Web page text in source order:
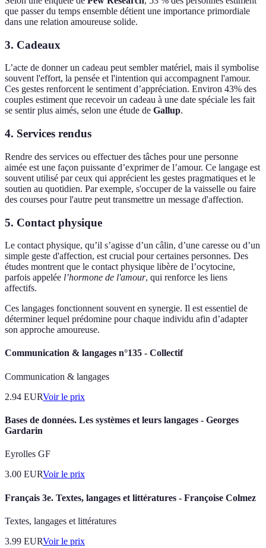
que passer du temps ensemble détient une importance primordiale
dans une relation amoureuse solide.
3. Cadeaux
L’acte de donner un cadeau peut sembler matériel, mais il symbolise
souvent l'effort, la pensée et l'intention qui accompagnent l'amour.
Ces gestes renforcent le sentiment d’appréciation. Environ 43% des
couples estiment que recevoir un cadeau à une date spéciale les fait
se sentir plus aimés, selon une étude de Gallup.
4. Services rendus
Rendre des services ou effectuer des tâches pour une personne
aimée est une façon puissante d’exprimer de l’amour. Ce langage est
souvent utilisé par ceux qui apprécient les gestes pragmatiques et le
soutien au quotidien. Par exemple, s'occuper de la vaisselle ou faire
des courses pour l'autre peut transmettre un message d'affection.
5. Contact physique
Le contact physique, qu’il s’agisse d’un câlin, d’une caresse ou d’un
simple geste d'affection, est crucial pour certaines personnes. Des
études montrent que le contact physique libère de l’ocytocine,
parfois appelée l’hormone de l'amour, qui renforce les liens
affectifs.
Ces langages fonctionnent souvent en synergie. Il est essentiel de
déterminer lequel prédomine pour chaque individu afin d’adapter
son approche amoureuse.
Communication & langages n°135 - Collectif
Communication & langages
2.94 EURVoir le prix
Bases de données. Les systèmes et leurs langages - Georges
Gardarin
Eyrolles GF
3.00 EURVoir le prix
Français 3e. Textes, langages et littératures - Françoise Colmez
Textes, langages et littératures
3.99 EURVoir le prix